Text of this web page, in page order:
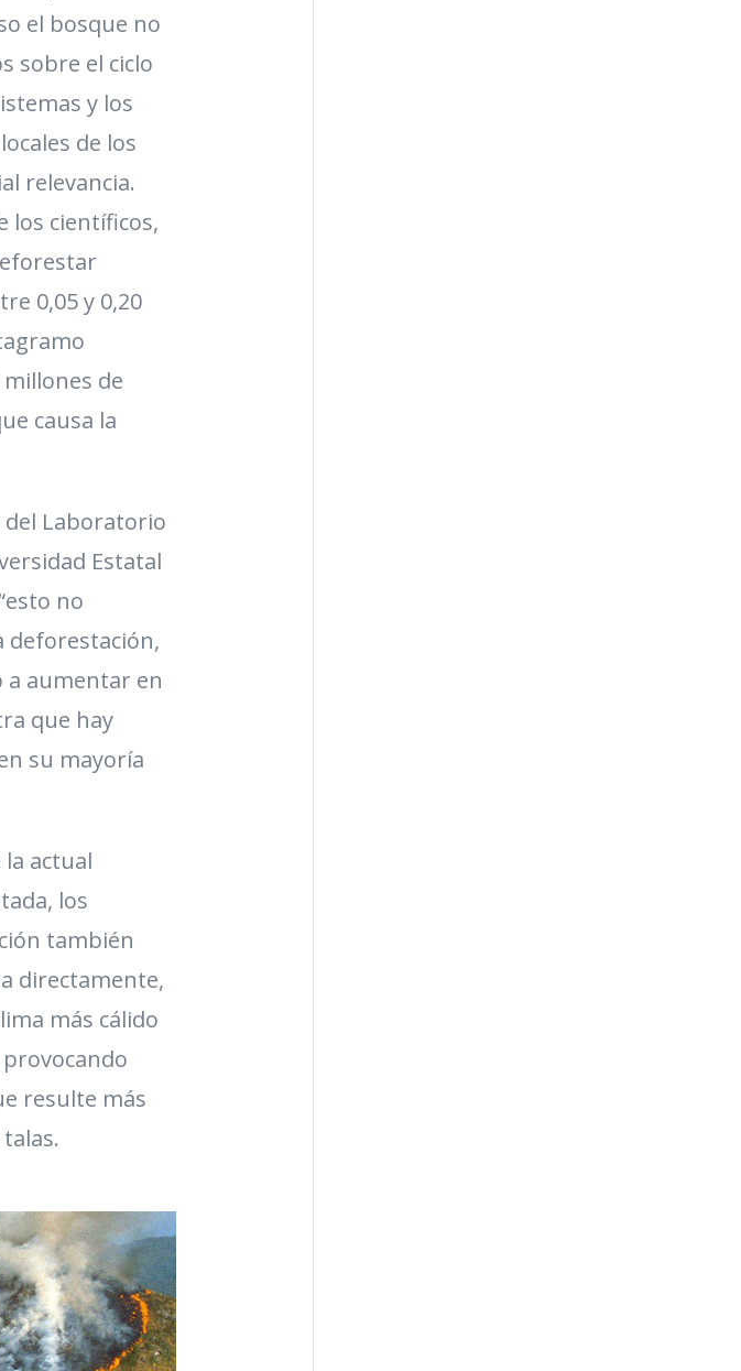
el bosque no
sobre el ciclo
y los
de los
relevancia.
los científicos,
0,05 y 0,20
de
causa la
del Laboratorio
Estatal
no
deforestación,
a aumentar en
que hay
su mayoría
actual
los
también
directamente,
más cálido
resulte más